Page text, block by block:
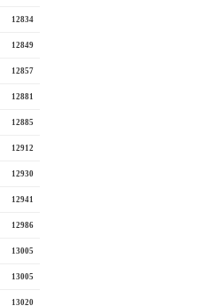
12834
12849
12857
12881
12885
12912
12930
12941
12986
13005
13005
13020